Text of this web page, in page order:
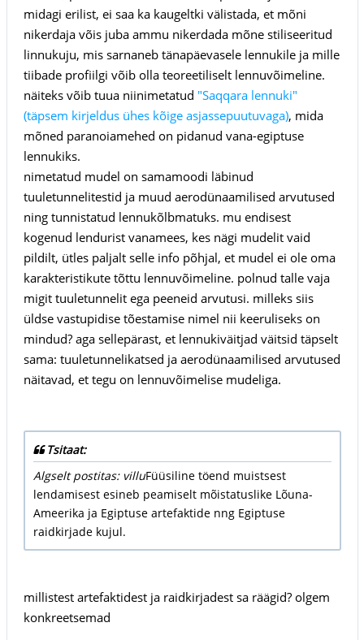
midagi erilist, ei saa ka kaugeltki välistada, et mõni
nikerdaja võis juba ammu nikerdada mõne stiliseeritud
linnukuju, mis sarnaneb tänapäevasele lennukile ja mille
tiibade profiilgi võib olla teoreetiliselt lennuvõimeline.
näiteks võib tuua niinimetatud "Saqqara lennuki"
(täpsem kirjeldus ühes kõige asjassepuutuvaga), mida
mõned paranoiamehed on pidanud vana-egiptuse
lennukiks.
nimetatud mudel on samamoodi läbinud
tuuletunnelitestid ja muud aerodünaamilised arvutused
ning tunnistatud lennukõlbmatuks. mu endisest
kogenud lendurist vanamees, kes nägi mudelit vaid
pildilt, ütles paljalt selle info põhjal, et mudel ei ole oma
karakteristikute tõttu lennuvõimeline. polnud talle vaja
migit tuuletunnelit ega peeneid arvutusi. milleks siis
üldse vastupidise tõestamise nimel nii keeruliseks on
mindud? aga sellepärast, et lennukiväitjad väitsid täpselt
sama: tuuletunnelikatsed ja aerodünaamilised arvutused
näitavad, et tegu on lennuvõimelise mudeliga.
Tsitaat:
Algselt postitas: villuFüüsiline töend muistsest
lendamisest esineb peamiselt mõistatuslike Lõuna-
Ameerika ja Egiptuse artefaktide nng Egiptuse
raidkirjade kujul.
millistest artefaktidest ja raidkirjadest sa räägid? olgem
konkreetsemad